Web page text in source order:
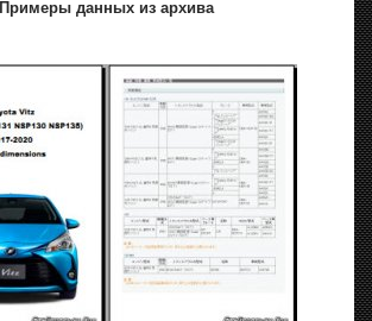
Примеры данных из архива